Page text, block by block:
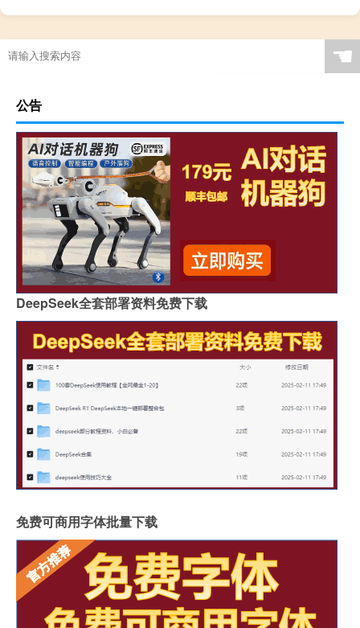
☚
公告
DeepSeek全套部署资料免费下载
免费可商用字体批量下载